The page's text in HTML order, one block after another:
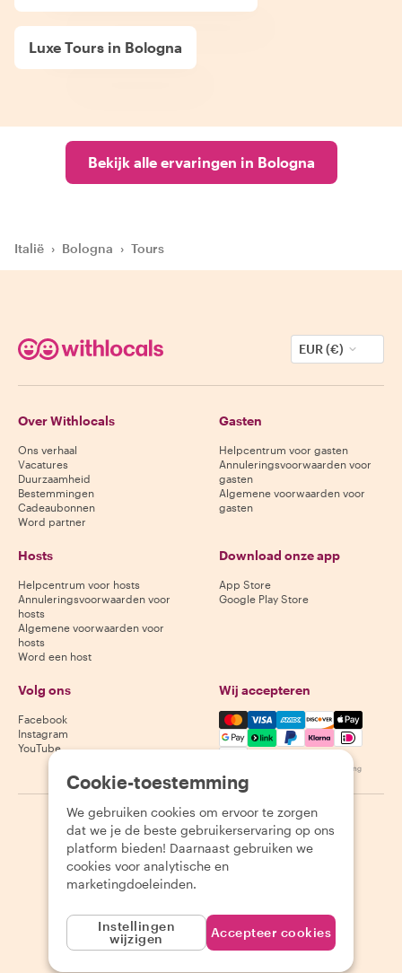
Luxe Tours in Bologna
Bekijk alle ervaringen in Bologna
Italië › Bologna › Tours
EUR (€)
Over Withlocals
Ons verhaal
Vacatures
Duurzaamheid
Bestemmingen
Cadeaubonnen
Word partner
Gasten
Helpcentrum voor gasten
Annuleringsvoorwaarden voor
gasten
Algemene voorwaarden voor
gasten
Hosts
Helpcentrum voor hosts
Annuleringsvoorwaarden voor
hosts
Algemene voorwaarden voor
hosts
Word een host
Download onze app
App Store
Google Play Store
Volg ons
Facebook
Instagram
YouTube
Wij accepteren
Mastercard, Visa, Amex,
Beschikbaarheid varieert per bestemming
2026 Withlocals.com Privacybeleid Cookies
Cookie-toestemming
We gebruiken cookies om ervoor te zorgen
dat we je de beste gebruikerservaring op ons
platform bieden! Daarnaast gebruiken we
cookies voor analytische en
marketingdoeleinden.
Instellingen
wijzigen
Accepteer cookies